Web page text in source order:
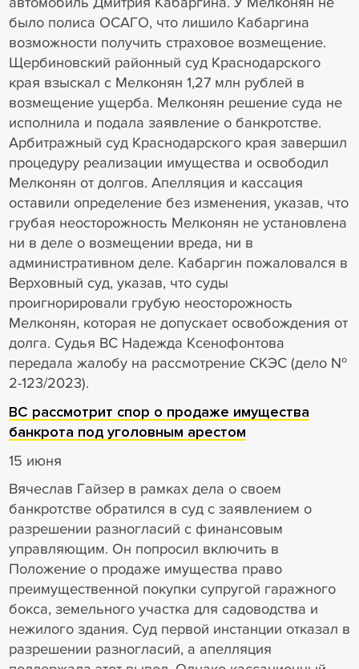
было полиса ОСАГО, что лишило Кабаргина
возможности получить страховое возмещение.
Щербиновский районный суд Краснодарского
края взыскал с Мелконян 1,27 млн рублей в
возмещение ущерба. Мелконян решение суда не
исполнила и подала заявление о банкротстве.
Арбитражный суд Краснодарского края завершил
процедуру реализации имущества и освободил
Мелконян от долгов. Апелляция и кассация
оставили определение без изменения, указав, что
грубая неосторожность Мелконян не установлена
ни в деле о возмещении вреда, ни в
административном деле. Кабаргин пожаловался в
Верховный суд, указав, что суды
проигнорировали грубую неосторожность
Мелконян, которая не допускает освобождения от
долга. Судья ВС Надежда Ксенофонтова
передала жалобу на рассмотрение СКЭС (дело №
2-123/2023).
ВС рассмотрит спор о продаже имущества
банкрота под уголовным арестом
15 июня
Вячеслав Гайзер в рамках дела о своем
банкротстве обратился в суд с заявлением о
разрешении разногласий с финансовым
управляющим. Он попросил включить в
Положение о продаже имущества право
преимущественной покупки супругой гаражного
бокса, земельного участка для садоводства и
нежилого здания. Суд первой инстанции отказал в
разрешении разногласий, а апелляция